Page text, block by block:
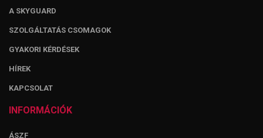
A SKYGUARD
SZOLGÁLTATÁS CSOMAGOK
GYAKORI KÉRDÉSEK
HÍREK
KAPCSOLAT
INFORMÁCIÓK
ÁSZF